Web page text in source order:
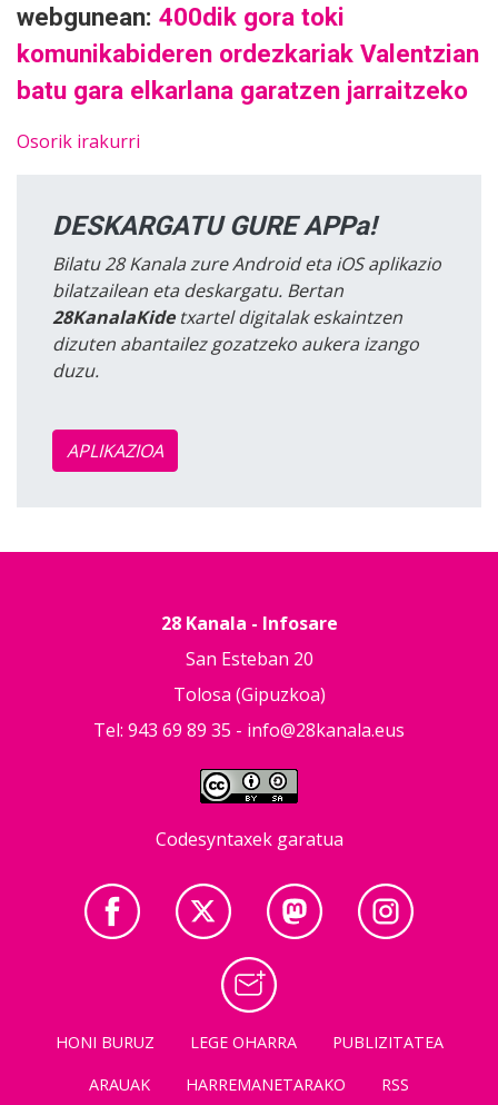
webgunean: 400dik gora toki
komunikabideren ordezkariak Valentzian
batu gara elkarlana garatzen jarraitzeko
Osorik irakurri
DESKARGATU GURE APPa!
Bilatu 28 Kanala zure Android eta iOS aplikazio
bilatzailean eta deskargatu. Bertan
28KanalaKidetxartel digitalak eskaintzen
dizuten abantailez gozatzeko aukera izango
duzu.
APLIKAZIOA
28 Kanala - Infosare
San Esteban 20
Tolosa (Gipuzkoa)
Tel: 943 69 89 35 - info@28kanala.eus
Codesyntaxek garatua
HONI BURUZ LEGE OHARRA
PUBLIZITATEA
ARAUAK
HARREMANETARAKO RSS